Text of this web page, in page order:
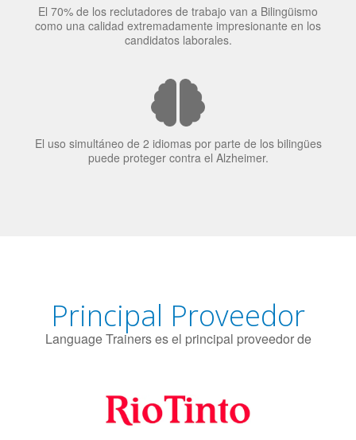
El 70% de los reclutadores de trabajo van a Bilingüismo
como una calidad extremadamente impresionante en los
El uso simultáneo de 2 idiomas por parte de los bilingües
Principal Proveedor